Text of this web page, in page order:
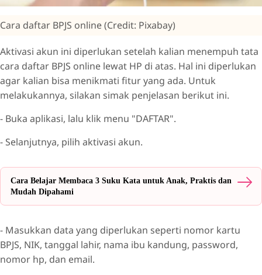
Cara daftar BPJS online (Credit: Pixabay)
Aktivasi akun ini diperlukan setelah kalian menempuh tata
cara daftar BPJS online lewat HP di atas. Hal ini diperlukan
agar kalian bisa menikmati fitur yang ada. Untuk
melakukannya, silakan simak penjelasan berikut ini.
- Buka aplikasi, lalu klik menu "DAFTAR".
- Selanjutnya, pilih aktivasi akun.
Cara Belajar Membaca 3 Suku Kata untuk Anak, Praktis dan
Mudah Dipahami
- Masukkan data yang diperlukan seperti nomor kartu
BPJS, NIK, tanggal lahir, nama ibu kandung, password,
nomor hp, dan email.